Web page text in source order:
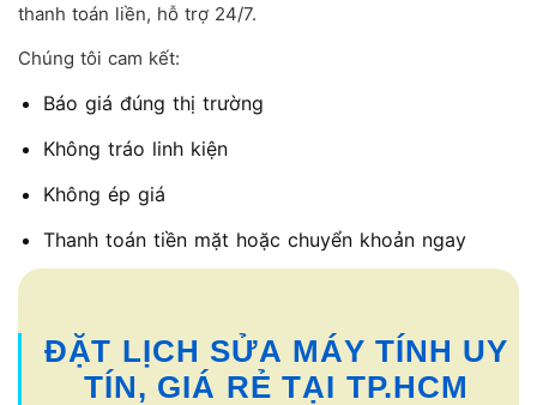
thanh toán liền, hỗ trợ 24/7.
Chúng tôi cam kết:
Báo giá đúng thị trường
Không tráo linh kiện
Không ép giá
Thanh toán tiền mặt hoặc chuyển khoản ngay
ĐẶT LỊCH SỬA MÁY TÍNH UY
TÍN, GIÁ RẺ TẠI TP.HCM